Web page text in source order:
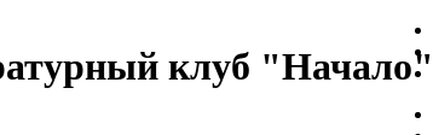
клуб "Начало"